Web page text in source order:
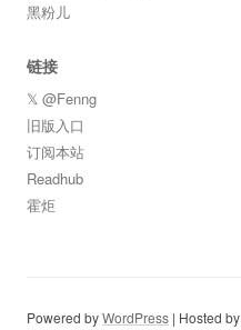
黑粉儿
链接
𝕏 @Fenng
旧版入口
订阅本站
Readhub
霍炬
Powered byWordPress | Hosted by